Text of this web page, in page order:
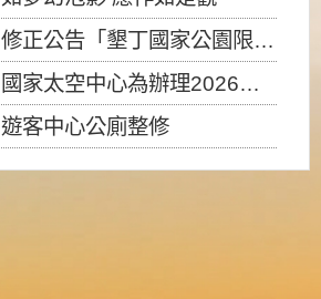
修正公告「墾丁國家公園限制水域遊憩活動之種類、範圍、時間及行為」，自即日生效。
國家太空中心為辦理2026台灣盃火箭競賽，陸、海、空域警戒及協調相關事宜，因颱風備案事宜
遊客中心公廁整修